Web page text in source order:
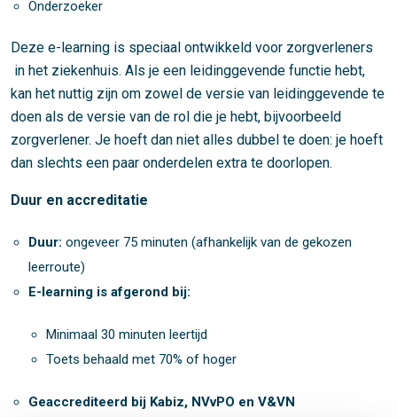
Onderzoeker
Deze e-learning is speciaal ontwikkeld voor zorgverleners
in het ziekenhuis. Als je een leidinggevende functie hebt,
kan het nuttig zijn om zowel de versie van leidinggevende te
doen als de versie van de rol die je hebt, bijvoorbeeld
zorgverlener. Je hoeft dan niet alles dubbel te doen: je hoeft
dan slechts een paar onderdelen extra te doorlopen.
Duur en accreditatie
Duur: ongeveer 75 minuten (afhankelijk van de gekozen
leerroute)
E-learning is afgerond bij:
Minimaal 30 minuten leertijd
Toets behaald met 70% of hoger
Geaccrediteerd bij Kabiz, NVvPO en V&VN